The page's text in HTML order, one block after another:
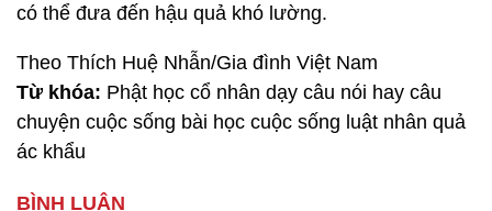
có thể đưa đến hậu quả khó lường.
Theo Thích Huệ Nhẫn/Gia đình Việt Nam
Từ khóa: Phật học cổ nhân dạy câu nói hay câu
chuyện cuộc sống bài học cuộc sống luật nhân quả
ác khẩu